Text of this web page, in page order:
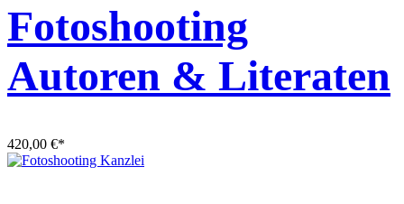
Fotoshooting
Autoren & Literaten
420,00 €*